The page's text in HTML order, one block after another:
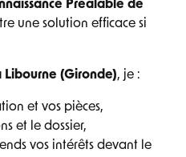
Préalable de
une solution efficace si
Libourne (Gironde), je :
et vos pièces,
et le dossier,
vos intérêts devant le